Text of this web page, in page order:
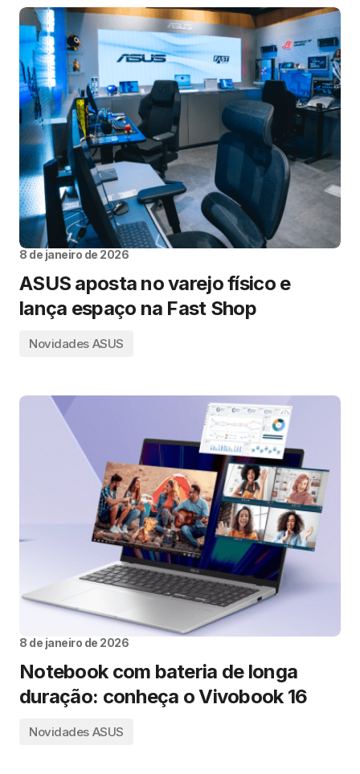
8 de janeiro de 2026
ASUS aposta no varejo físico e
lança espaço na Fast Shop
Novidades ASUS
8 de janeiro de 2026
Notebook com bateria de longa
duração: conheça o Vivobook 16
Novidades ASUS